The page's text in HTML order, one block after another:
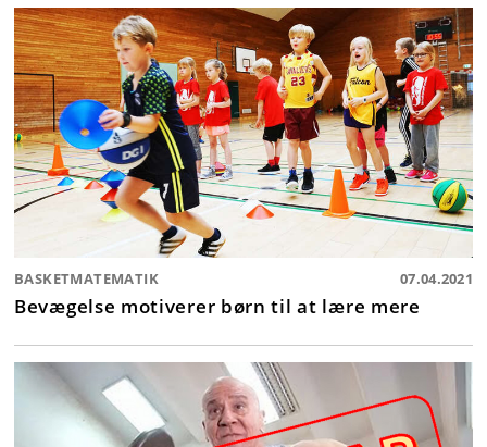
BASKETMATEMATIK 07.04.2021
Bevægelse motiverer børn til at lære mere